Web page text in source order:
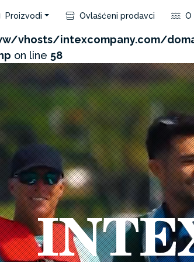
product/
vhosts/intexcompany.com/
on line 58
Proizvodi Ovlašćeni prodavci O